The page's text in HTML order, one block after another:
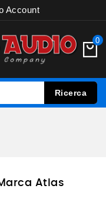
Account
0
Ricerca
Atlas